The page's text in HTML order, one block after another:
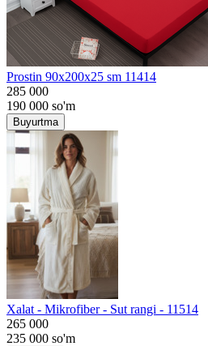
Prostin 90x200x25 sm 11414
285 000
190 000 so'm
Buyurtma
Хalat - Mikrofiber - Sut rangi - 11514
265 000
235 000 so'm